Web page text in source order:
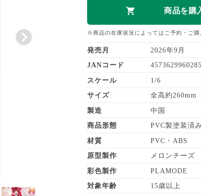
※商品の在庫状況によってはご予約・ご購
発売月 2026年9月
JANコード 4573629960285
スケール 1/6
サイズ 全高約260mm
製造 中国
商品形態 PVC製塗装済
材質 PVC・ABS
原型製作 メロンチーズ
彩色製作 PLAMODE
対象年齢 15歳以上